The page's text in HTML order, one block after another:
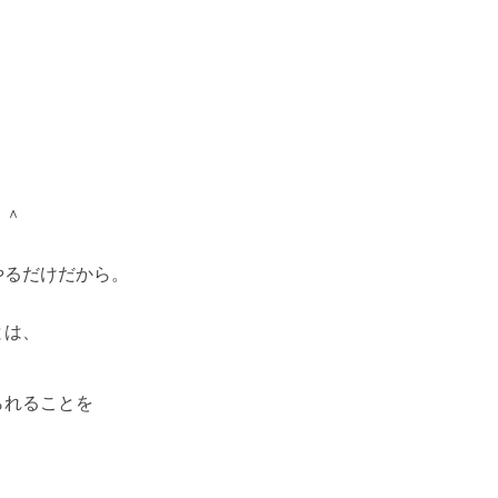
だけだから。
、
ることを